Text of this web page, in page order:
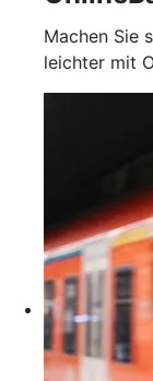
Machen Sie
leichter mit